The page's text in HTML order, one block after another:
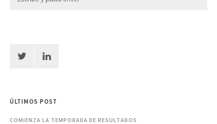
ÚLTIMOS POST
COMIENZA LA TEMPORADA DE RESULTADOS